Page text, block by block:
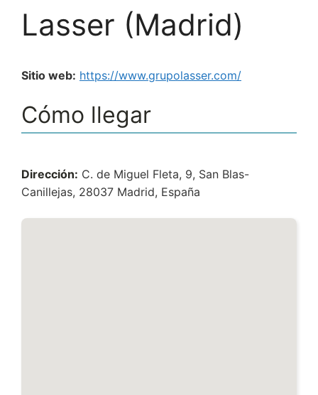
Lasser (Madrid)
Sitio web: https://www.grupolasser.com/
Cómo llegar
Dirección: C. de Miguel Fleta, 9, San Blas-
Canillejas, 28037 Madrid, España